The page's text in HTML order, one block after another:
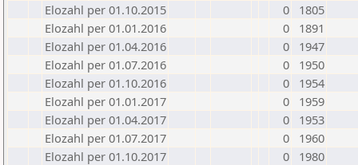
Elozahl per 01.10.2015
0
1805
Elozahl per 01.01.2016
0
1891
Elozahl per 01.04.2016
0
1947
Elozahl per 01.07.2016
0
1950
Elozahl per 01.10.2016
0
1954
Elozahl per 01.01.2017
0
1959
Elozahl per 01.04.2017
0
1953
Elozahl per 01.07.2017
0
1960
Elozahl per 01.10.2017
0
1980